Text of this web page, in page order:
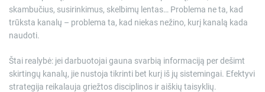
skambučius, susirinkimus, skelbimų lentas… Problema ne ta, kad
trūksta kanalų – problema ta, kad niekas nežino, kurį kanalą kada
naudoti.
Štai realybė: jei darbuotojai gauna svarbią informaciją per dešimt
skirtingų kanalų, jie nustoja tikrinti bet kurį iš jų sistemingai. Efektyvi
strategija reikalauja griežtos disciplinos ir aiškių taisyklių.